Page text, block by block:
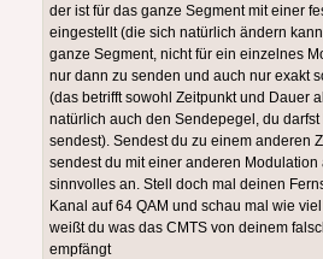
der ist für das ganze Segment mit einer
eingestellt (die sich natürlich ändern
ganze Segment, nicht für ein einzelnes
nur dann zu senden und auch nur exakt
(das betrifft sowohl Zeitpunkt und Dauer
natürlich auch den Sendepegel, du
sendest). Sendest du zu einem anderen
sendest du mit einer anderen
sinnvolles an. Stell doch mal deinen
Kanal auf 64 QAM und schau mal wie
weißt du was das CMTS von deinem
empfängt